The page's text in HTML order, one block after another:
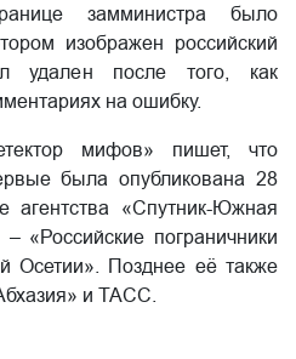
замминистра было
изображен российский
удален после того, как
на ошибку.
мифов» пишет, что
была опубликована 28
«Спутник-Южная
«Российские пограничники
Осетии». Позднее её также
и ТАСС.